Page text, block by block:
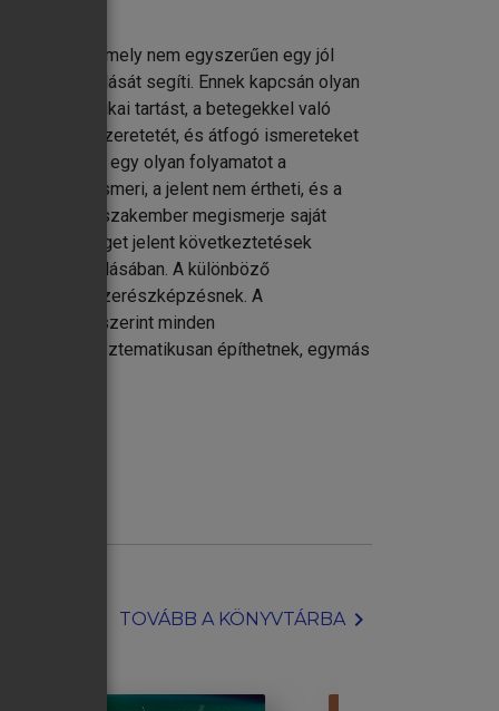
tárggyal, mely nem egyszerűen egy jól
kialakulását segíti. Ennek kapcsán olyan
emberi, etikai tartást, a betegekkel való
hivatásszeretetét, és átfogó ismereteket
elindíthat egy olyan folyamatot a
nem ismeri, a jelent nem értheti, és a
minden szakember megismerje saját
segítséget jelent következtetések
megoldásában. A különböző
a gyógyszerészképzésnek. A
szerint minden
során szisztematikusan építhetnek, egymás
TOVÁBB A KÖNYVTÁRBAchevron_right